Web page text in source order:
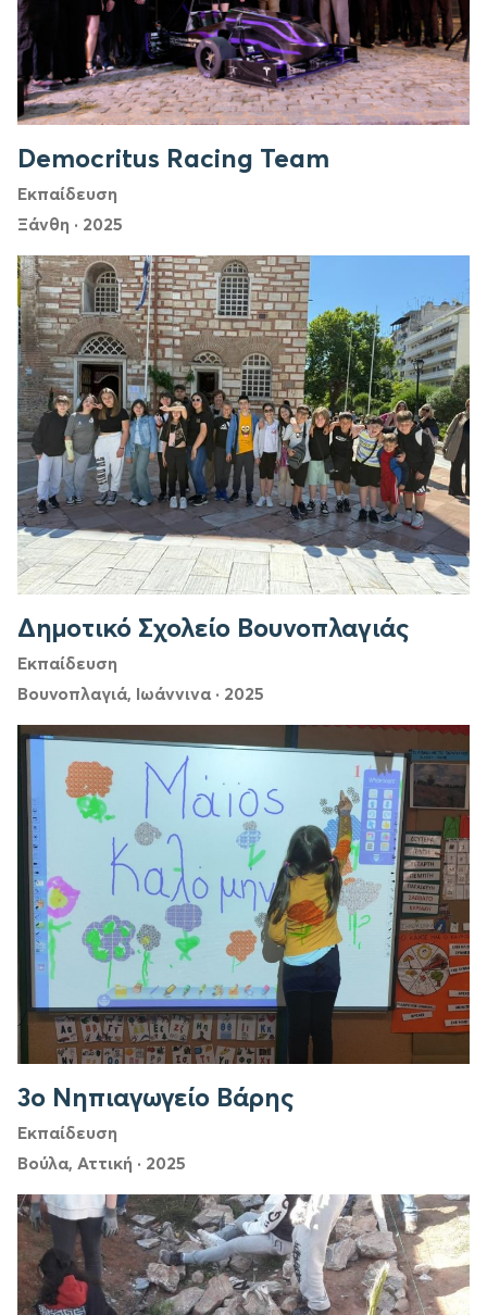
Democritus Racing Team
Εκπαίδευση
Ξάνθη · 2025
Δημοτικό Σχολείο Βουνοπλαγιάς
Εκπαίδευση
Βουνοπλαγιά, Ιωάννινα · 2025
3ο Νηπιαγωγείο Βάρης
Εκπαίδευση
Βούλα, Αττική · 2025